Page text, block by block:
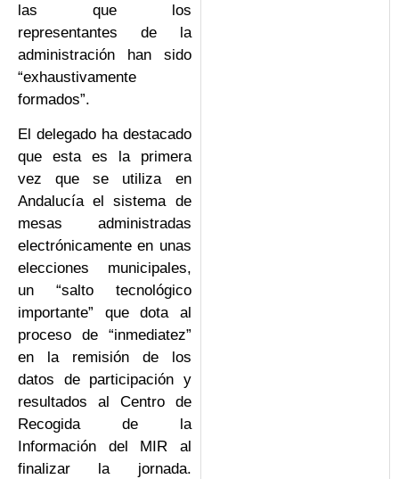
las que los
representantes de la
administración han sido
“exhaustivamente
formados”.
El delegado ha destacado
que esta es la primera
vez que se utiliza en
Andalucía el sistema de
mesas administradas
electrónicamente en unas
elecciones municipales,
un “salto tecnológico
importante” que dota al
proceso de “inmediatez”
en la remisión de los
datos de participación y
resultados al Centro de
Recogida de la
Información del MIR al
finalizar la jornada.